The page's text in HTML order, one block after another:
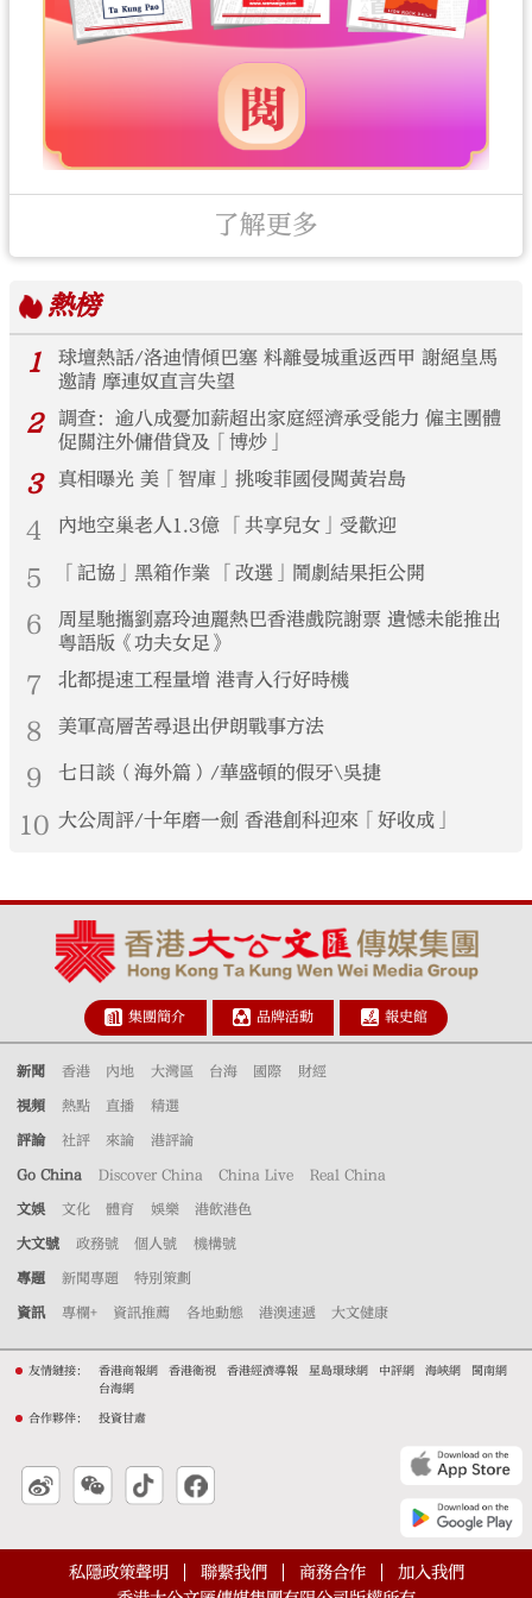
了解更多
熱榜
1
球壇熱話/洛迪情傾巴塞 料離曼城重返西甲 謝絕皇馬
邀請 摩連奴直言失望
2
調查：逾八成憂加薪超出家庭經濟承受能力 僱主團體
促關注外傭借貸及「博炒」
3 真相曝光 美「智庫」挑唆菲國侵闖黃岩島
4 內地空巢老人1.3億 「共享兒女」受歡迎
5 「記協」黑箱作業 「改選」鬧劇結果拒公開
6
周星馳攜劉嘉玲迪麗熱巴香港戲院謝票 遺憾未能推出
粵語版《功夫女足》
7 北都提速工程量增 港青入行好時機
8 美軍高層苦尋退出伊朗戰事方法
9 七日談（海外篇）/華盛頓的假牙\吳捷
10 大公周評/十年磨一劍 香港創科迎來「好收成」
集團簡介 品牌活動 報史館
新聞 香港 內地 大灣區 台海 國際 財經
視頻 熱點 直播 精選
評論 社評 來論 港評論
Go China Discover China China Live Real China
文娛 文化 體育 娛樂 港飲港色
大文號 政務號 個人號 機構號
專題 新聞專題 特別策劃
資訊 專欄+ 資訊推薦 各地動態 港澳速遞 大文健康
友情鏈接： 香港商報網 香港衛視 香港經濟導報 星島環球網 中評網 海峽網
閩南網
台海網
合作夥伴： 投資甘肅
私隱政策聲明 聯繫我們 商務合作
加入我們